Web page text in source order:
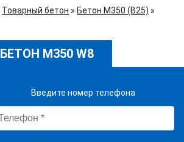
Товарный бетон » Бетон М350 (B25) »
БЕТОН М350 W8
Введите номер телефона